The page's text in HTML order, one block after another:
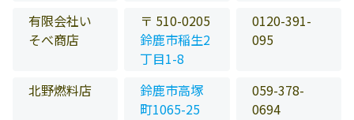
有限会社い
そべ商店
〒 510-0205
鈴鹿市稲生2
丁目1-8
0120-391-
095
北野燃料店
鈴鹿市高塚
町1065-25
059-378-
0694